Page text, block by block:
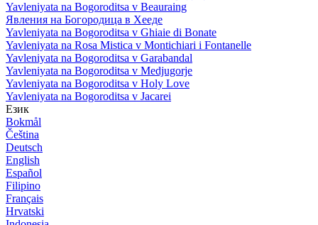
Yavleniyata na Bogoroditsa v Beauraing
Явления на Богородица в Хееде
Yavleniyata na Bogoroditsa v Ghiaie di Bonate
Yavleniyata na Rosa Mistica v Montichiari i Fontanelle
Yavleniyata na Bogoroditsa v Garabandal
Yavleniyata na Bogoroditsa v Medjugorje
Yavleniyata na Bogoroditsa v Holy Love
Yavleniyata na Bogoroditsa v Jacarei
Език
Bokmål
Čeština
Deutsch
English
Español
Filipino
Français
Hrvatski